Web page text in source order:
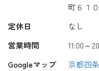
町６１
定休日
なし
営業時間
11:00～
Googleマップ
京都四